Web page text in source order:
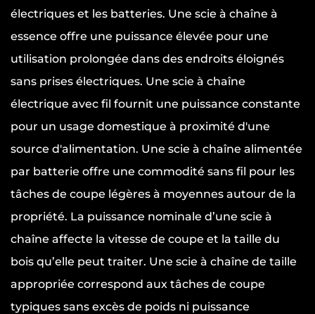
électriques et les batteries. Une scie à chaîne à
essence offre une puissance élevée pour une
utilisation prolongée dans des endroits éloignés
sans prises électriques. Une scie à chaîne
électrique avec fil fournit une puissance constante
pour un usage domestique à proximité d'une
source d'alimentation. Une scie à chaîne alimentée
par batterie offre une commodité sans fil pour les
tâches de coupe légères à moyennes autour de la
propriété. La puissance nominale d’une scie à
chaîne affecte la vitesse de coupe et la taille du
bois qu’elle peut traiter. Une scie à chaîne de taille
appropriée correspond aux tâches de coupe
typiques sans excès de poids ni puissance